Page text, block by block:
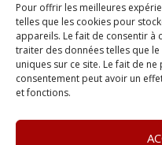
Pour offrir les meilleures
telles que les cookies pour
appareils. Le fait de consentir à
traiter des données telles que
uniques sur ce site. Le fait de
consentement peut avoir un
et fonctions.